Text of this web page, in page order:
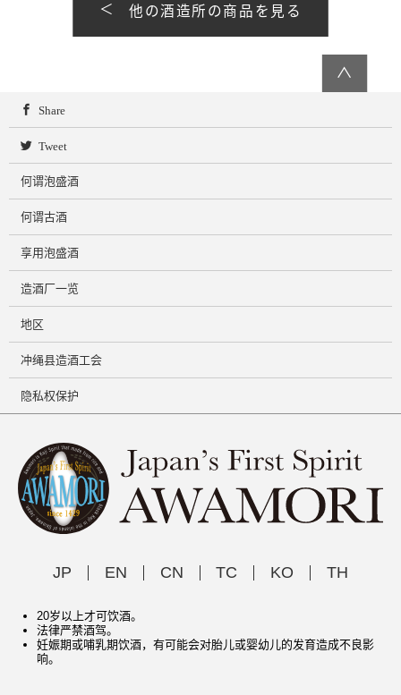
他の酒造所の商品を見る
∧
Share
Tweet
何谓泡盛酒
何谓古酒
享用泡盛酒
造酒厂一览
地区
冲绳县造酒工会
隐私权保护
JP EN CN TC KO TH
20岁以上才可饮酒。
法律严禁酒驾。
妊娠期或哺乳期饮酒，有可能会对胎儿或婴幼儿的发育造成不良影
响。